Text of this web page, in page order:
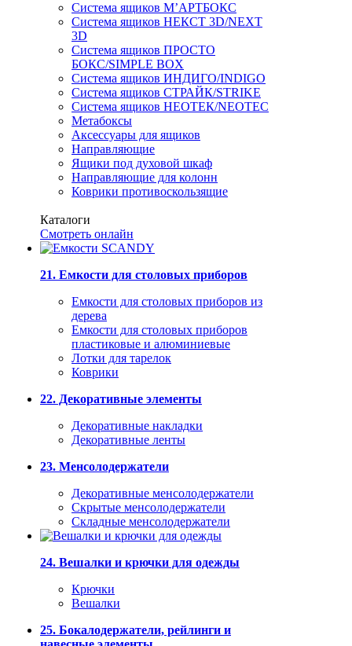
Система ящиков М’АРТБОКС
Система ящиков НЕКСТ 3D/NEXT
3D
Система ящиков ПРОСТО
БОКС/SIMPLE BOX
Система ящиков ИНДИГО/INDIGO
Система ящиков СТРАЙК/STRIKE
Система ящиков НЕОТЕК/NEOTEC
Метабоксы
Аксессуары для ящиков
Направляющие
Ящики под духовой шкаф
Направляющие для колонн
Коврики противоскользящие
Каталоги
Смотреть онлайн
21. Емкости для столовых приборов
Емкости для столовых приборов из
дерева
Емкости для столовых приборов
пластиковые и алюминиевые
Лотки для тарелок
Коврики
22. Декоративные элементы
Декоративные накладки
Декоративные ленты
23. Менсолодержатели
Декоративные менсолодержатели
Скрытые менсолодержатели
Складные менсолодержатели
24. Вешалки и крючки для одежды
Крючки
Вешалки
25. Бокалодержатели, рейлинги и